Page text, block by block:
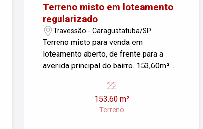
Terreno misto em loteamento
regularizado
Travessão - Caraguatatuba/SP
Terreno misto para venda em
loteamento aberto, de frente para a
avenida principal do bairro. 153,60m²
moradia. Totalmente regularizado,
comprar e construir. Lazer com play
ground, pista de caminhada e academia
153.60 m²
Terreno